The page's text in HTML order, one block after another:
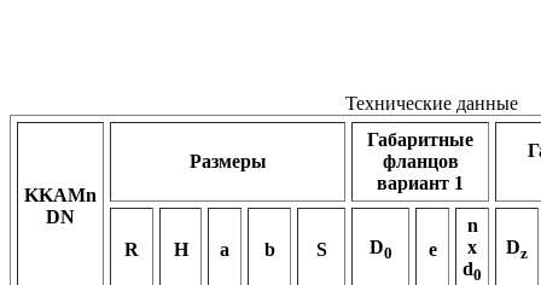
Технические данные
KKAMn
DN
Размеры
Габаритные
фланцов
вариант 1
R H a b S D0 e
n
x
d0
Dz